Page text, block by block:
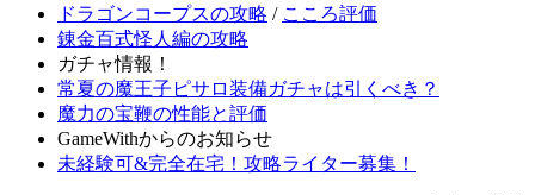
ドラゴンコープスの攻略 / こころ評価
錬金百式怪人編の攻略
ガチャ情報！
常夏の魔王子ピサロ装備ガチャは引くべき？
魔力の宝鞭の性能と評価
GameWithからのお知らせ
未経験可&完全在宅！攻略ライター募集！